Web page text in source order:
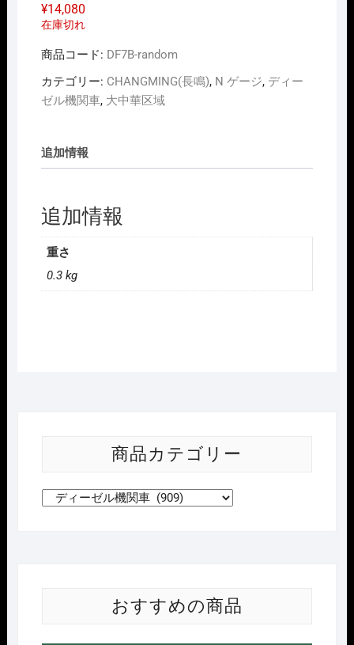
¥14,080
在庫切れ
商品コード: DF7B-random
カテゴリー: CHANGMING(長鳴), N ゲージ, ディー
ゼル機関車, 大中華区域
追加情報
追加情報
重さ
0.3 kg
商品カテゴリー
おすすめの商品